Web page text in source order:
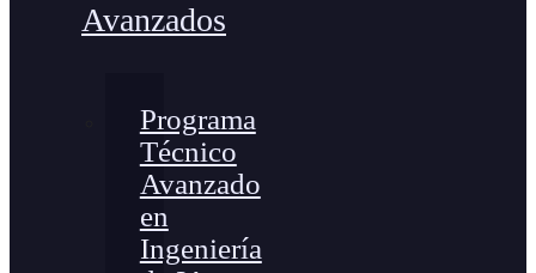
Avanzados
Programa
Técnico
Avanzado
en
Ingeniería